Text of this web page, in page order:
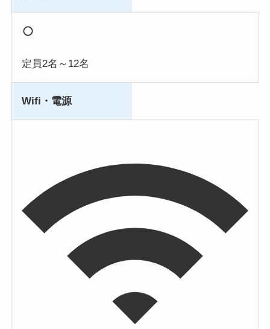
定員2名～12名
Wifi・電源